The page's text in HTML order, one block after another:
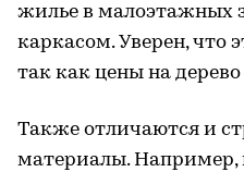
жилье в малоэтажных
каркасом. Уверен, что
так как цены на
Также отличаются и
материалы. Например,